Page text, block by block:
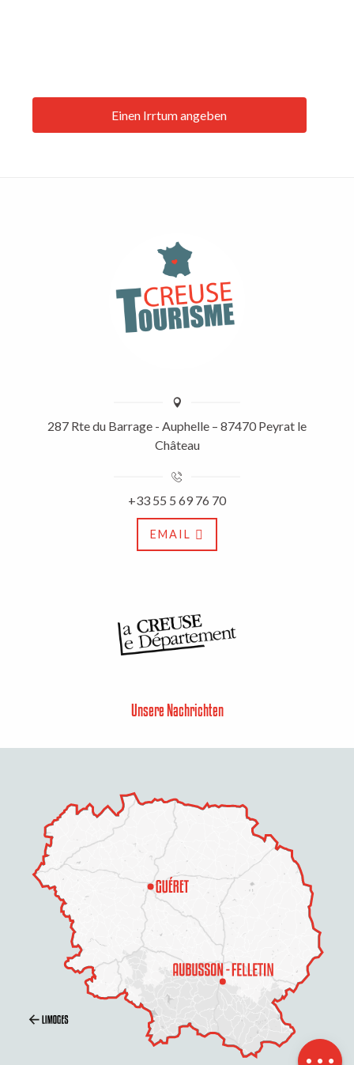
Beschreibung
Öffnungen
Per E-Mail
kontaktieren
Einen Irrtum angeben
287 Rte du Barrage - Auphelle – 87470 Peyrat le
Château
+33 55 5 69 76 70
EMAIL
Unsere Nachrichten